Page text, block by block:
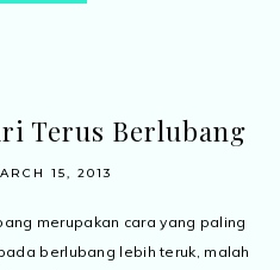
Terus Berlubang
15, 2013
merupakan cara yang paling
berlubang lebih teruk, malah